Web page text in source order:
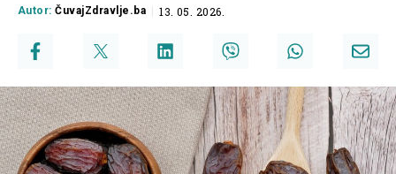
Autor:ČuvajZdravlje.ba 13. 05. 2026.